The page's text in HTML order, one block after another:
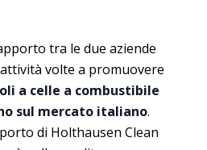
tra le due aziende
volte a promuovere
a celle a combustibile
sul mercato italiano.
di Holthausen Clean